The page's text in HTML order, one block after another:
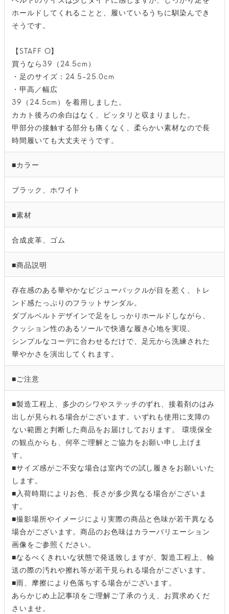
ホールドしてくれることと、履いているうちに馴染んでき
そうです。
【STAFF O】
買うなら39（24.5cm）
・足のサイズ：24.5-25.0cm
・甲高／幅広
39（24.5cm）を着用しました。
カカト後ろの余白はなく、ピッタリと収まりました。
甲部分の接触する部分も痛くなく、柔らかい素材なので長
時間履いても大丈夫そうです。
■カラー
ブラック、ホワイト
■素材
合成皮革、ゴム
■商品説明
存在感のある華やかなビジューバックルが目を惹く、トレ
ンド感たっぷりのフラットサンダル。
ダブルベルトデザインで足をしっかりホールドしながら、
クッション性のあるソールで快適な履き心地を実現。
シンプルなコーデに合わせるだけで、足元から洗練された
華やかさを演出してくれます。
■ご注意
■製造工程上、多少のシワやステッチのずれ、接着剤のはみ
出しが見られる場合がございます。いずれも使用に支障の
ない範囲と判断した商品をお届けしております。 環境保全
の観点からも、何卒ご理解とご協力をお願い申し上げま
す。
■サイズ感がご不安な場合は室内での試し履きをお願いいた
します。
■入荷時期によりお色、長さが多少異なる場合がございま
す。
■撮影場所やイメージにより実際の商品と色味が若干異なる
場合がございます。商品のお色味はカラーバリエーション
画像をご参照ください。
■なるべくきれいな状態で発送致しますが、製造工程上、輸
送の際の汚れや擦れ等が若干見られる場合がございます。
■雨、摩擦により色落ちする場合がございます。
あらかじめ上記事項をご理解ご了承のうえ、お買求めくだ
さいませ。